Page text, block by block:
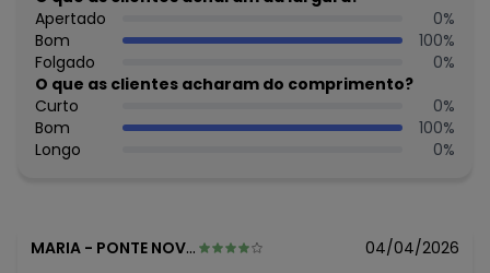
agosto/2026
julho/2026 N/D*
junho/2026 N/D*
maio/2026 N/D*
abril/2026
março/2026 R$ 223,2
fevereiro/2026 R$ 251,1
Apertado
0%
Bom
100%
Folgado
0%
O que as clientes acharam do comprimento?
Curto
0%
Bom
100%
Longo
0%
MARIA - PONTE NOVA - MG 04/04/2026